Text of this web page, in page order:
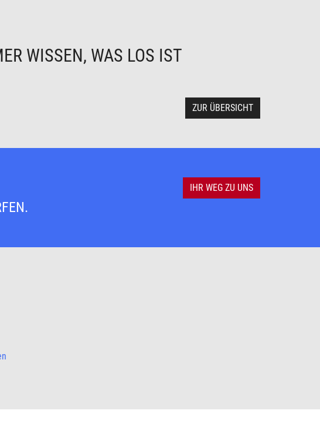
WISSEN, WAS LOS IST
ZUR ÜBERSICHT
IHR WEG ZU UNS